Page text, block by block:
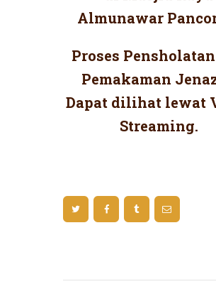
Almunawar
Proses
Pemakaman
Dapat dilihat lewat
Streaming.